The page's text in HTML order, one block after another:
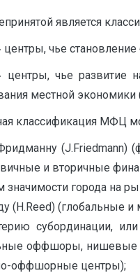
является
центры, чье
чье развитие
местной экономики
классификация МФЦ
(J.Friedmann)
и вторичные
значимости города на
(H.Reed) (глобальные
субординации,
оффшоры, нишевые
оффшорные центры);